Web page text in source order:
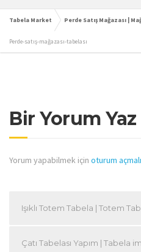
Tabela Market Perde Satış Mağazası |
Perde-satış-mağazası-tabelası
Bir Yorum Yaz
Yorum yapabilmek için oturum
Işıklı Totem Tabela | Totem
Çatı Tabelası Yapım | Tabela